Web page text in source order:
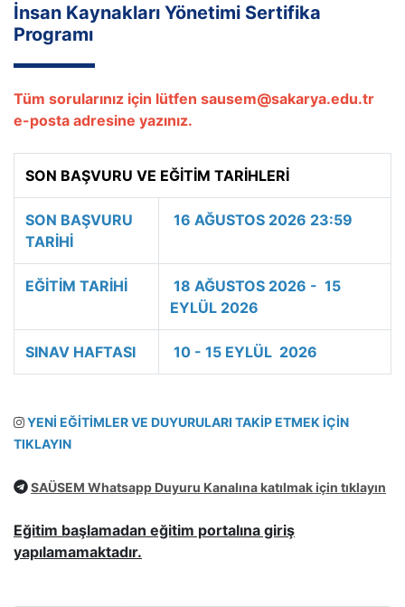
İnsan Kaynakları Yönetimi Sertifika
Programı
Tüm sorularınız için lütfen sausem@sakarya.edu.tr
e-posta adresine yazınız.
SON BAŞVURU VE EĞİTİM TARİHLERİ
SON BAŞVURU
TARİHİ
16 AĞUSTOS 2026 23:59
EĞİTİM TARİHİ 18 AĞUSTOS 2026 - 15
EYLÜL 2026
SINAV HAFTASI 10 - 15 EYLÜL 2026
YENİ EĞİTİMLER VE DUYURULARI TAKİP ETMEK İÇİN
TIKLAYIN
SAÜSEM Whatsapp Duyuru Kanalına katılmak için tıklayın
Eğitim başlamadan eğitim portalına giriş
yapılamamaktadır.